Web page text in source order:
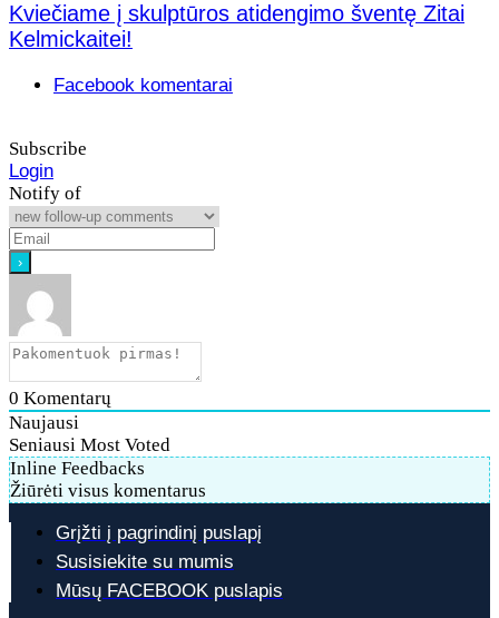
Kviečiame į skulptūros atidengimo šventę Zitai
Kelmickaitei!
Facebook komentarai
Subscribe
Login
Notify of
0 Komentarų
Naujausi
Seniausi Most Voted
Inline Feedbacks
Žiūrėti visus komentarus
Grįžti į pagrindinį puslapį
Susisiekite su mumis
Mūsų FACEBOOK puslapis